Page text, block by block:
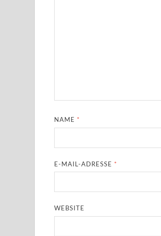
NAME *
E-MAIL-ADRESSE *
WEBSITE